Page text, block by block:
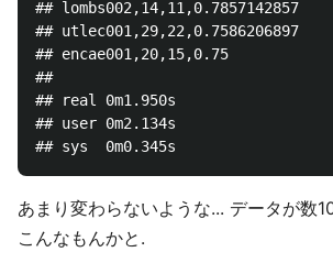
## lombs002,14,11,0.7857142857
## utlec001,29,22,0.7586206897
## encae001,20,15,0.75
##
## real	0m1.950s
## user	0m2.134s
あまり変わらないような... データが数
こんなもんかと.